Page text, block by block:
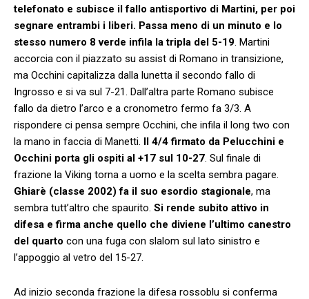
telefonato e subisce il fallo antisportivo di Martini, per poi
segnare entrambi i liberi. Passa meno di un minuto e lo
stesso numero 8 verde infila la tripla del 5-19. Martini
accorcia con il piazzato su assist di Romano in transizione,
ma Occhini capitalizza dalla lunetta il secondo fallo di
Ingrosso e si va sul 7-21. Dall’altra parte Romano subisce
fallo da dietro l’arco e a cronometro fermo fa 3/3. A
rispondere ci pensa sempre Occhini, che infila il long two con
la mano in faccia di Manetti. Il 4/4 firmato da Pelucchini e
Occhini porta gli ospiti al +17 sul 10-27. Sul finale di
frazione la Viking torna a uomo e la scelta sembra pagare.
Ghiarè (classe 2002) fa il suo esordio stagionale, ma
sembra tutt’altro che spaurito. Si rende subito attivo in
difesa e firma anche quello che diviene l’ultimo canestro
del quarto con una fuga con slalom sul lato sinistro e
l’appoggio al vetro del 15-27.
Ad inizio seconda frazione la difesa rossoblu si conferma